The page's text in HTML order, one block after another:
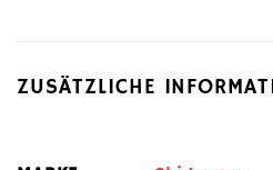
ZUSÄTZLICHE